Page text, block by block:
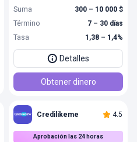
Suma
300 – 10 000 $
Término
7 – 30 días
Tasa
1,38 – 1,4%
Detalles
Obtener dinero
Credilikeme 4.5
Aprobación las 24 horas